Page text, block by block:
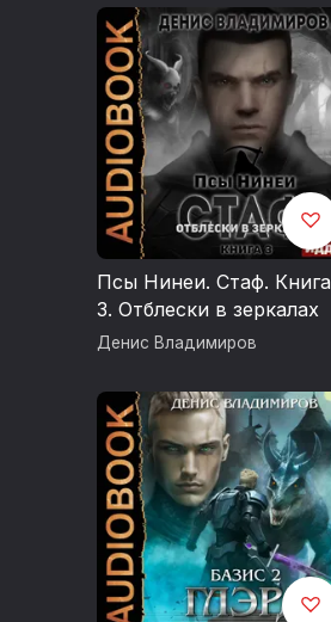
Псы Нинеи. Стаф. Книга
3. Отблески в зеркалах
Денис Владимиров